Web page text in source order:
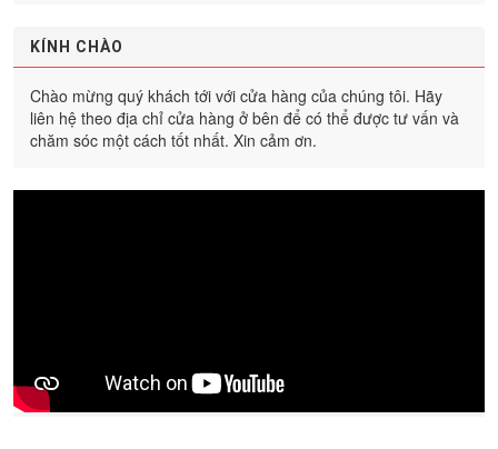
KÍNH CHÀO
Chào mừng quý khách tới với cửa hàng của chúng tôi. Hãy
liên hệ theo địa chỉ cửa hàng ở bên để có thể được tư vấn và
chăm sóc một cách tốt nhất. Xin cảm ơn.